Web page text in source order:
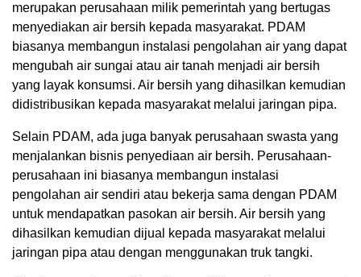
merupakan perusahaan milik pemerintah yang bertugas
menyediakan air bersih kepada masyarakat. PDAM
biasanya membangun instalasi pengolahan air yang dapat
mengubah air sungai atau air tanah menjadi air bersih
yang layak konsumsi. Air bersih yang dihasilkan kemudian
didistribusikan kepada masyarakat melalui jaringan pipa.
Selain PDAM, ada juga banyak perusahaan swasta yang
menjalankan bisnis penyediaan air bersih. Perusahaan-
perusahaan ini biasanya membangun instalasi
pengolahan air sendiri atau bekerja sama dengan PDAM
untuk mendapatkan pasokan air bersih. Air bersih yang
dihasilkan kemudian dijual kepada masyarakat melalui
jaringan pipa atau dengan menggunakan truk tangki.